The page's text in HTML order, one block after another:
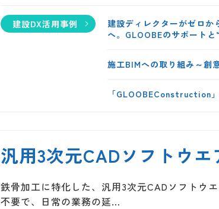
建設DX活用事例
建設ディレクターがゼロ
へ。GLOOBEのサポート
施工BIMへの取り組み～創
「GLOOBEConstruction
汎用3次元CADソフトウエ
鉄骨加工に特化した、汎用3次元CADソフトウ
不要で、日常の業務の延…